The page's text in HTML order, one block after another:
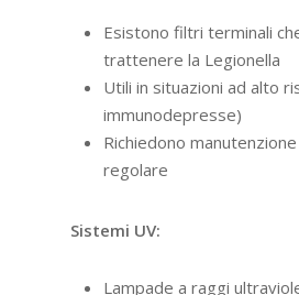
Esistono filtri terminali
trattenere la Legionella
Utili in situazioni ad alto
immunodepresse)
Richiedono
regolare
Sistemi UV:
Lampade a raggi